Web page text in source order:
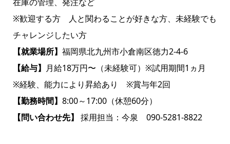
※歓迎する方 人と関わることが好きな方、未経験でも
チャレンジしたい方
【就業場所】 福岡県北九州市小倉南区徳力2-4-6
【給与】 月給18万円〜（未経験可）※試用期間1ヵ月
※経験、能力により昇給あり ※賞与年2回
【勤務時間】 8:00～17:00（休憩60分）
【問い合わせ先】
採用担当：今泉 090-5281-8822